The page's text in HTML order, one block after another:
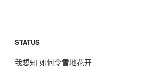
STATUS
我想知 如何令雪地花开